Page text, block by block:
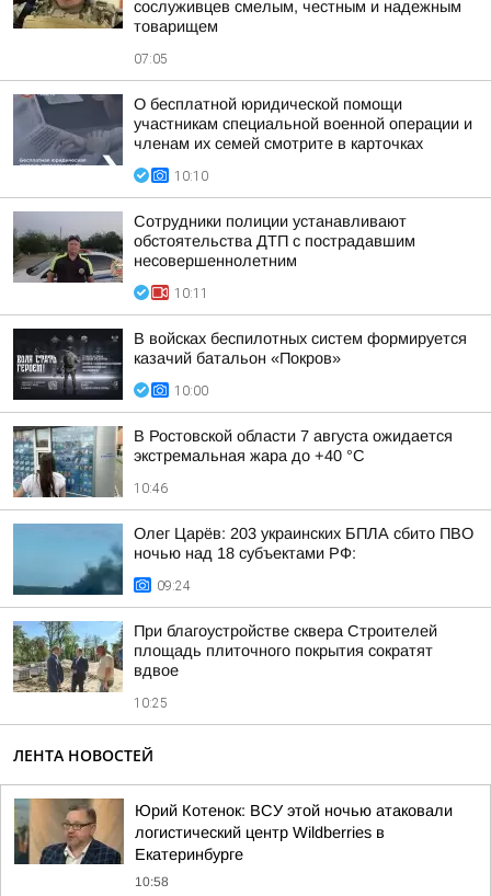
сослуживцев смелым, честным и надежным
товарищем
07:05
О бесплатной юридической помощи
участникам специальной военной операции и
членам их семей смотрите в карточках
10:10
Сотрудники полиции устанавливают
обстоятельства ДТП с пострадавшим
несовершеннолетним
10:11
В войсках беспилотных систем формируется
казачий батальон «Покров»
10:00
В Ростовской области 7 августа ожидается
экстремальная жара до +40 °С
10:46
Олег Царёв: 203 украинских БПЛА сбито ПВО
ночью над 18 субъектами РФ:
09:24
При благоустройстве сквера Строителей
площадь плиточного покрытия сократят
вдвое
10:25
ЛЕНТА НОВОСТЕЙ
Юрий Котенок: ВСУ этой ночью атаковали
логистический центр Wildberries в
Екатеринбурге
10:58